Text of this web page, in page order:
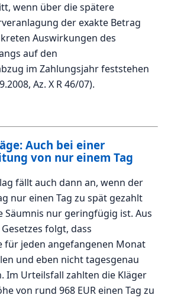
wenn über die spätere
der exakte Betrag
Auswirkungen des
auf den
im Zahlungsjahr feststehen
Az. X R 46/07).
Auch bei einer
von nur einem Tag
fällt auch dann an, wenn der
nur einen Tag zu spät gezahlt
Säumnis nur geringfügig ist. Aus
folgt, dass
für jeden angefangenen Monat
und eben nicht tagesgenau
Im Urteilsfall zahlten die Kläger
von rund 968 EUR einen Tag zu